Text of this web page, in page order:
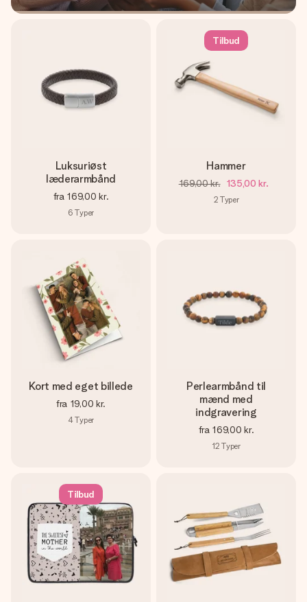
Luksuriøst
læderarmbånd
fra 169,00 kr.
6 Typer
Tilbud
Hammer
169,00 kr. 135,00 kr.
2 Typer
Kort med eget billede
fra 19,00 kr.
4Typer
Perlearmbånd til
mænd med
indgravering
fra 169,00 kr.
12 Typer
Tilbud